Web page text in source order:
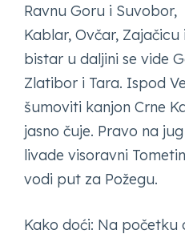
Ravnu Goru i Suvobor,
Kablar, Ovčar,
bistar u daljini se vide
Zlatibor i Tara. Ispod
šumoviti kanjon Crne
jasno čuje. Pravo na
livade visoravni
vodi put za Požegu.
Kako doći: Na početku